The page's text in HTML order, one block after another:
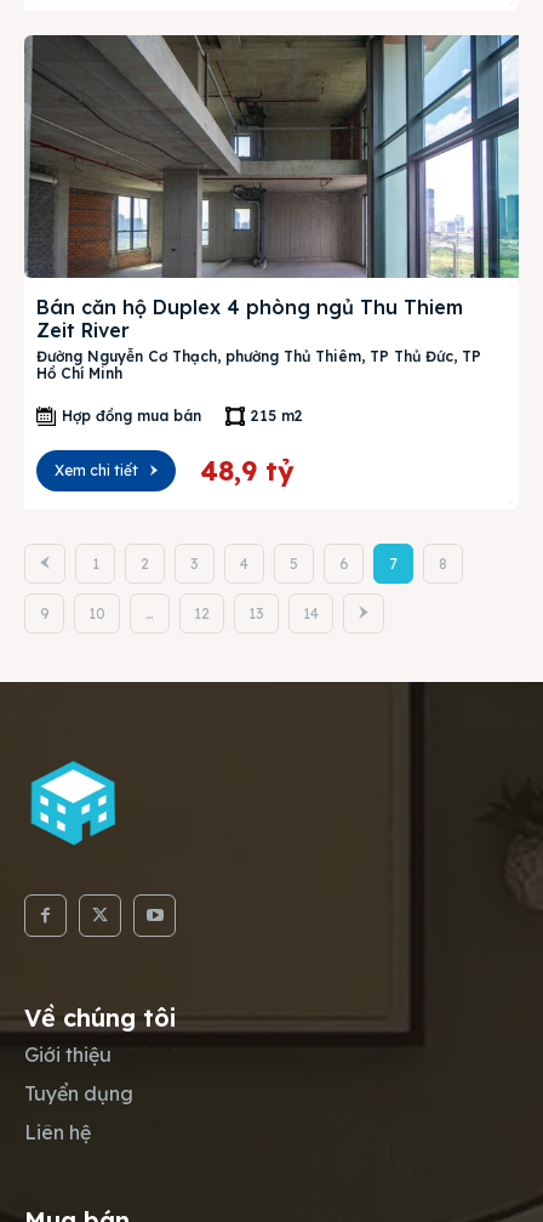
Bán căn hộ Duplex 4 phòng ngủ Thu Thiem
Zeit River
Đường Nguyễn Cơ Thạch, phường Thủ Thiêm, TP Thủ Đức, TP
Hồ Chí Minh
Hợp đồng mua bán 215 m2
Xem chi tiết 48,9 tỷ
1 2 3 4 5 6 7 8
9 10 … 12 13 14
Về chúng tôi
Giới thiệu
Tuyển dụng
Liên hệ